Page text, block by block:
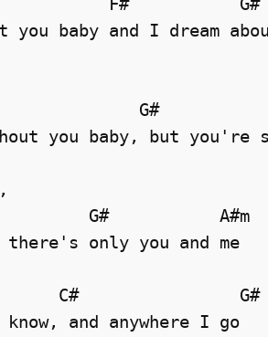
F#           G#
you baby and I dream
G#
you baby, but
G#           A#m
only you and me
C#                G#
and anywhere I go